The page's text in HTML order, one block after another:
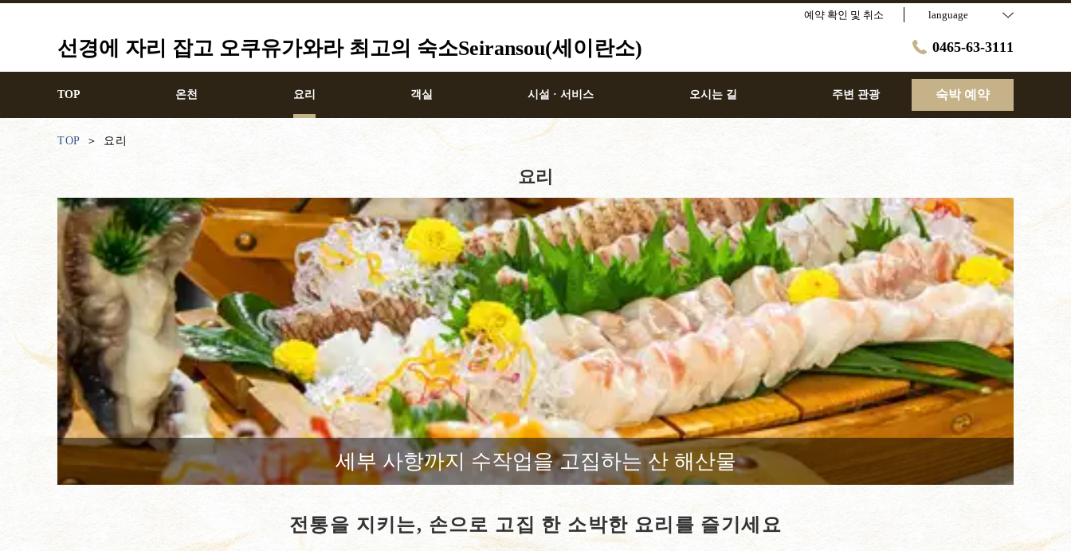
예약 확인 및 취소 language
선경에 자리 잡고 오쿠유가와라 최고의 숙소Seiransou(세이란소) 0465-63-3111
TOP 온천 요리 객실 시설 · 서비스 오시는 길 주변 관광 숙박 예약
TOP 요리
요리
세부 사항까지 수작업을 고집하는 산 해산물
전통을 지키는, 손으로 고집 한 소박한 요리를 즐기세요